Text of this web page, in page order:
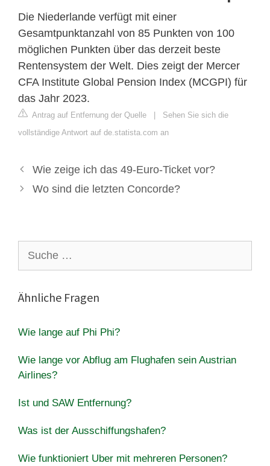
Die Niederlande verfügt mit einer
Gesamtpunktanzahl von 85 Punkten von 100
möglichen Punkten über das derzeit beste
Rentensystem der Welt. Dies zeigt der Mercer
CFA Institute Global Pension Index (MCGPI) für
das Jahr 2023.
Antrag auf Entfernung der Quelle | Sehen Sie sich die
vollständige Antwort auf de.statista.com an
Wie zeige ich das 49-Euro-Ticket vor?
Wo sind die letzten Concorde?
nach:
Ähnliche Fragen
Wie lange auf Phi Phi?
Wie lange vor Abflug am Flughafen sein Austrian
Airlines?
Ist und SAW Entfernung?
Was ist der Ausschiffungshafen?
Wie funktioniert Uber mit mehreren Personen?